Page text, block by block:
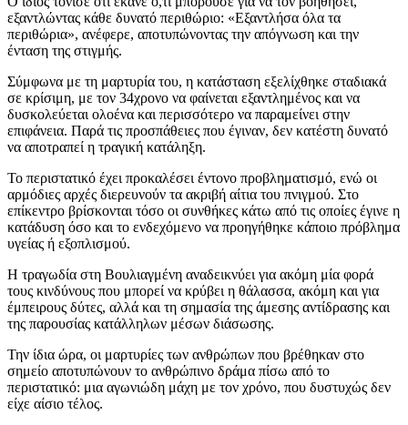
εξαντλώντας κάθε δυνατό περιθώριο: «Εξαντλήσα όλα τα
περιθώρια», ανέφερε, αποτυπώνοντας την απόγνωση και την
ένταση της στιγμής.
Σύμφωνα με τη μαρτυρία του, η κατάσταση εξελίχθηκε σταδιακά
σε κρίσιμη, με τον 34χρονο να φαίνεται εξαντλημένος και να
δυσκολεύεται ολοένα και περισσότερο να παραμείνει στην
επιφάνεια. Παρά τις προσπάθειες που έγιναν, δεν κατέστη δυνατό
να αποτραπεί η τραγική κατάληξη.
Το περιστατικό έχει προκαλέσει έντονο προβληματισμό, ενώ οι
αρμόδιες αρχές διερευνούν τα ακριβή αίτια του πνιγμού. Στο
επίκεντρο βρίσκονται τόσο οι συνθήκες κάτω από τις οποίες έγινε η
κατάδυση όσο και το ενδεχόμενο να προηγήθηκε κάποιο πρόβλημα
υγείας ή εξοπλισμού.
Η τραγωδία στη Βουλιαγμένη αναδεικνύει για ακόμη μία φορά
τους κινδύνους που μπορεί να κρύβει η θάλασσα, ακόμη και για
έμπειρους δύτες, αλλά και τη σημασία της άμεσης αντίδρασης και
της παρουσίας κατάλληλων μέσων διάσωσης.
Την ίδια ώρα, οι μαρτυρίες των ανθρώπων που βρέθηκαν στο
σημείο αποτυπώνουν το ανθρώπινο δράμα πίσω από το
περιστατικό: μια αγωνιώδη μάχη με τον χρόνο, που δυστυχώς δεν
είχε αίσιο τέλος.